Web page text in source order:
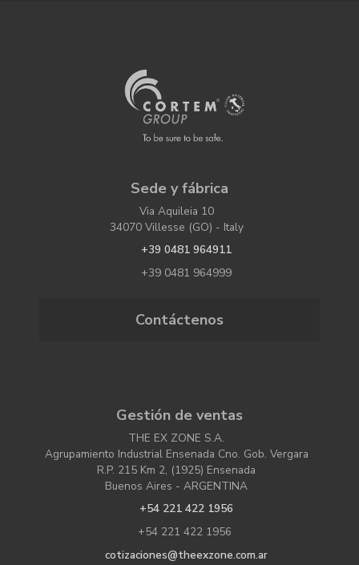
Sede y fábrica
Via Aquileia 10
34070 Villesse (GO) - Italy
+39 0481 964911
+39 0481 964999
Contáctenos
Gestión de ventas
THE EX ZONE S.A.
Agrupamiento Industrial Ensenada Cno. Gob. Vergara
R.P. 215 Km 2, (1925) Ensenada
Buenos Aires - ARGENTINA
+54 221 422 1956
+54 221 422 1956
cotizaciones@theexzone.com.ar